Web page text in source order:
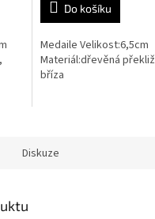
Do košíku
Medaile Velikost:6,5cm
Materiál:dřevěná
bříza
Diskuze